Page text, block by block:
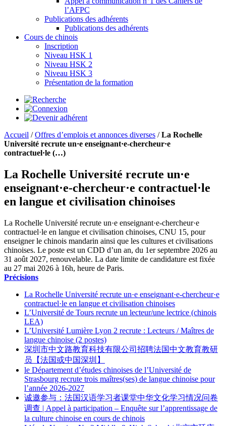
l’AFPC
Publications des adhérents
Publications des adhérents
Cours de chinois
Inscription
Niveau HSK 1
Niveau HSK 2
Niveau HSK 3
Présentation de la formation
Accueil /Offres d’emplois et annonces diverses /La Rochelle
Université recrute un·e enseignant·e-chercheur·e
contractuel·le (…)
La Rochelle Université recrute un·e
enseignant·e-chercheur·e contractuel·le
en langue et civilisation chinoises
La Rochelle Université recrute un·e enseignant·e-chercheur·e
contractuel·le en langue et civilisation chinoises, CNU 15, pour
enseigner le chinois mandarin ainsi que les cultures et civilisations
chinoises. Le poste est un CDD d’un an, du 1er septembre 2026 au
31 août 2027, renouvelable. La date limite de candidature est fixée
au 27 mai 2026 à 16h, heure de Paris.
Précisions
La Rochelle Université recrute un·e enseignant·e-chercheur·e
contractuel·le en langue et civilisation chinoises
L’Université de Tours recrute un lecteur/une lectrice (chinois
LEA)
L’Université Lumière Lyon 2 recrute : Lecteurs / Maîtres de
langue chinoise (2 postes)
深圳市中文路教育科技有限公司招聘法国中文教育教研
员【法国或中国深圳】
le Département d’études chinoises de l’Université de
Strasbourg recrute trois maîtres(ses) de langue chinoise pour
l’année 2026-2027
诚邀参与：法国汉语学习者课堂中华文化学习情况问卷
调查 | Appel à participation – Enquête sur l’apprentissage de
la culture chinoise en cours de chinois